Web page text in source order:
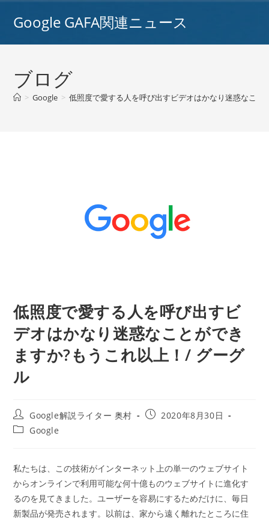
Google GAFA関連ニュース
ブログ
> Google > 低照度で愛する人を呼び出すビデオはかなり迷惑なこ
低照度で愛する人を呼び出すビ
デオはかなり迷惑なことができ
ますか?もうこれ以上！/ グーグ
ル
投
稿
者:
Google解説ライター 奥村
投
2020年8月30日
投
テ
ゴ
リ
ー:
Google
私たちは、この技術がインターネット上の単一のウェブサイト
からオンラインで利用可能な何十億ものウェブサイトに進化す
るのを見てきました。ユーザーを容易にするためだけに、毎日
新製品が発売されます。以前は、家から遠く離れたところに住